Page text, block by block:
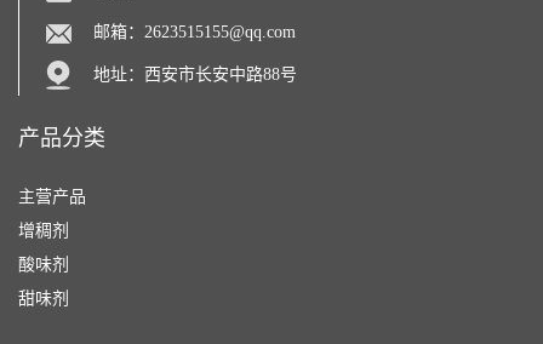
邮箱： 2623515155@qq.com
地址：西安市长安中路88号
产品分类
主营产品
增稠剂
酸味剂
甜味剂